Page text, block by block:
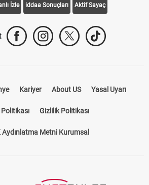
İzle iddaa Sonuçları Aktif Sayaç
Kariyer About US Yasal Uyarı
Gizlilik Politikası
Aydınlatma Metni Kurumsal